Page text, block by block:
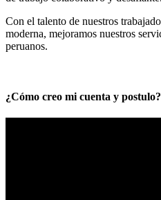
Con el talento de nuestros
moderna, mejoramos nuestros
peruanos.
¿Cómo creo mi cuenta y postulo?